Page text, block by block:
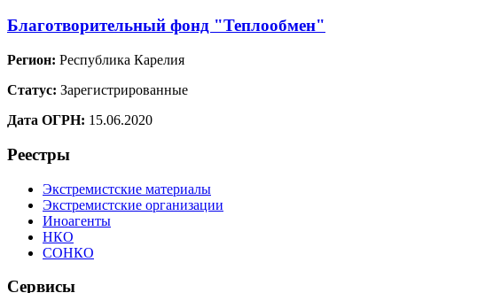
Благотворительный фонд "Теплообмен"
Регион: Республика Карелия
Статус: Зарегистрированные
Дата ОГРН: 15.06.2020
Реестры
Экстремистские материалы
Экстремистские организации
Иноагенты
НКО
СОНКО
Сервисы